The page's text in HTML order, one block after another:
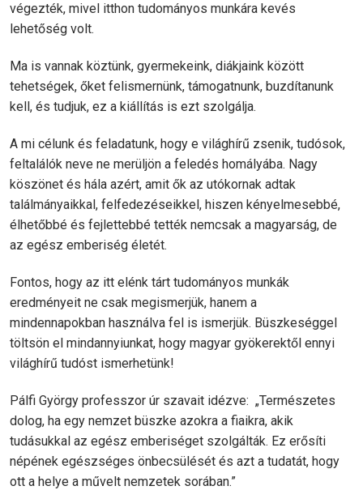
végezték, mivel itthon tudományos munkára kevés
lehetőség volt.
Ma is vannak köztünk, gyermekeink, diákjaink között
tehetségek, őket felismernünk, támogatnunk, buzdítanunk
kell, és tudjuk, ez a kiállítás is ezt szolgálja.
A mi célunk és feladatunk, hogy e világhírű zsenik, tudósok,
feltalálók neve ne merüljön a feledés homályába. Nagy
köszönet és hála azért, amit ők az utókornak adtak
találmányaikkal, felfedezéseikkel, hiszen kényelmesebbé,
élhetőbbé és fejlettebbé tették nemcsak a magyarság, de
az egész emberiség életét.
Fontos, hogy az itt elénk tárt tudományos munkák
eredményeit ne csak megismerjük, hanem a
mindennapokban használva fel is ismerjük. Büszkeséggel
töltsön el mindannyiunkat, hogy magyar gyökerektől ennyi
világhírű tudóst ismerhetünk!
Pálfi György professzor úr szavait idézve: „Természetes
dolog, ha egy nemzet büszke azokra a fiaikra, akik
tudásukkal az egész emberiséget szolgálták. Ez erősíti
népének egészséges önbecsülését és azt a tudatát, hogy
ott a helye a művelt nemzetek sorában.”